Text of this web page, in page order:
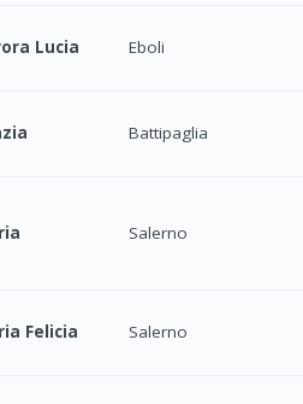
Lucia Eboli
Battipaglia
Salerno
Felicia Salerno